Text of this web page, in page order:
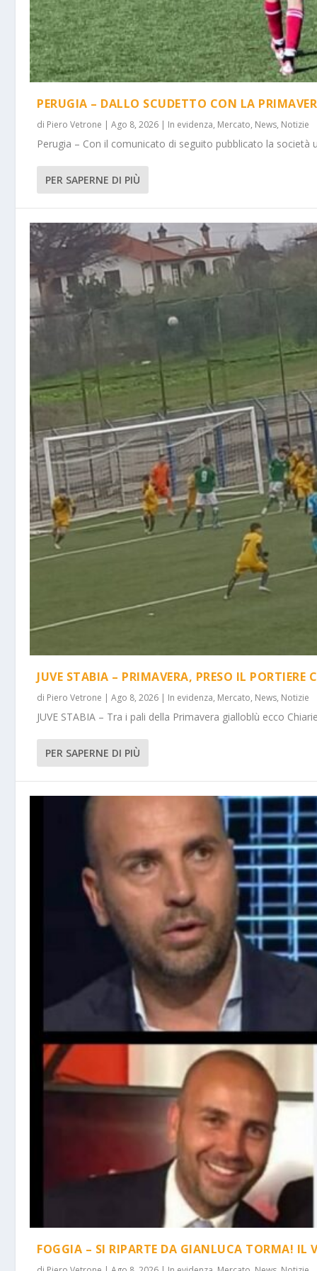
PERUGIA – DALLO SCUDETTO CON LA
di Piero Vetrone |Ago 8, 2026 | In evidenza, Mercato, News, Notizie
Perugia – Con il comunicato di seguito pubblicato la società
PER SAPERNE DI PIÙ
JUVE STABIA – PRIMAVERA, PRESO IL PORTIERE
di Piero Vetrone |Ago 8, 2026 | In evidenza, Mercato, News, Notizie
JUVE STABIA – Tra i pali della Primavera gialloblù ecco
PER SAPERNE DI PIÙ
FOGGIA – SI RIPARTE DA GIANLUCA TORMA! IL